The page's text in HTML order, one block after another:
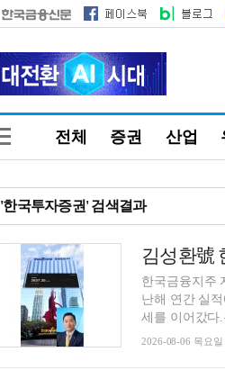
전체 증권 산업
'한국투자증권' 검색결과
한국금융지주
난해 연간 실
세를 이어갔다
2026-08-06 목요